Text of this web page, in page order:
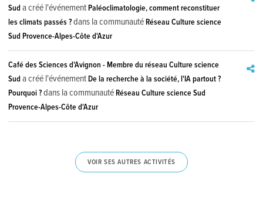
Sud a créé l'événementPaléoclimatologie, comment reconstituer
les climats passés ?dans la communautéRéseau Culture science
Sud Provence-Alpes-Côte d'Azur
Café des Sciences d'Avignon - Membre du réseau Culture science
Sud a créé l'événementDe la recherche à la société, l'IA partout ?
Pourquoi ?dans la communautéRéseau Culture science Sud
Provence-Alpes-Côte d'Azur
VOIR SES AUTRES ACTIVITÉS